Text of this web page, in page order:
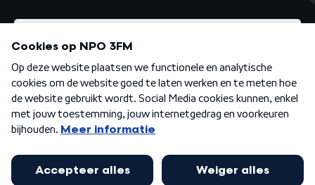
Algemene voorwaarden Privacybeleid